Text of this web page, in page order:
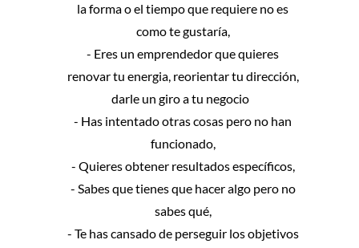
la forma o el tiempo que requiere no es
como te gustaría,
- Eres un emprendedor que quieres
renovar tu energia, reorientar tu dirección,
darle un giro a tu negocio
- Has intentado otras cosas pero no han
funcionado,
- Quieres obtener resultados específicos,
- Sabes que tienes que hacer algo pero no
sabes qué,
- Te has cansado de perseguir los objetivos